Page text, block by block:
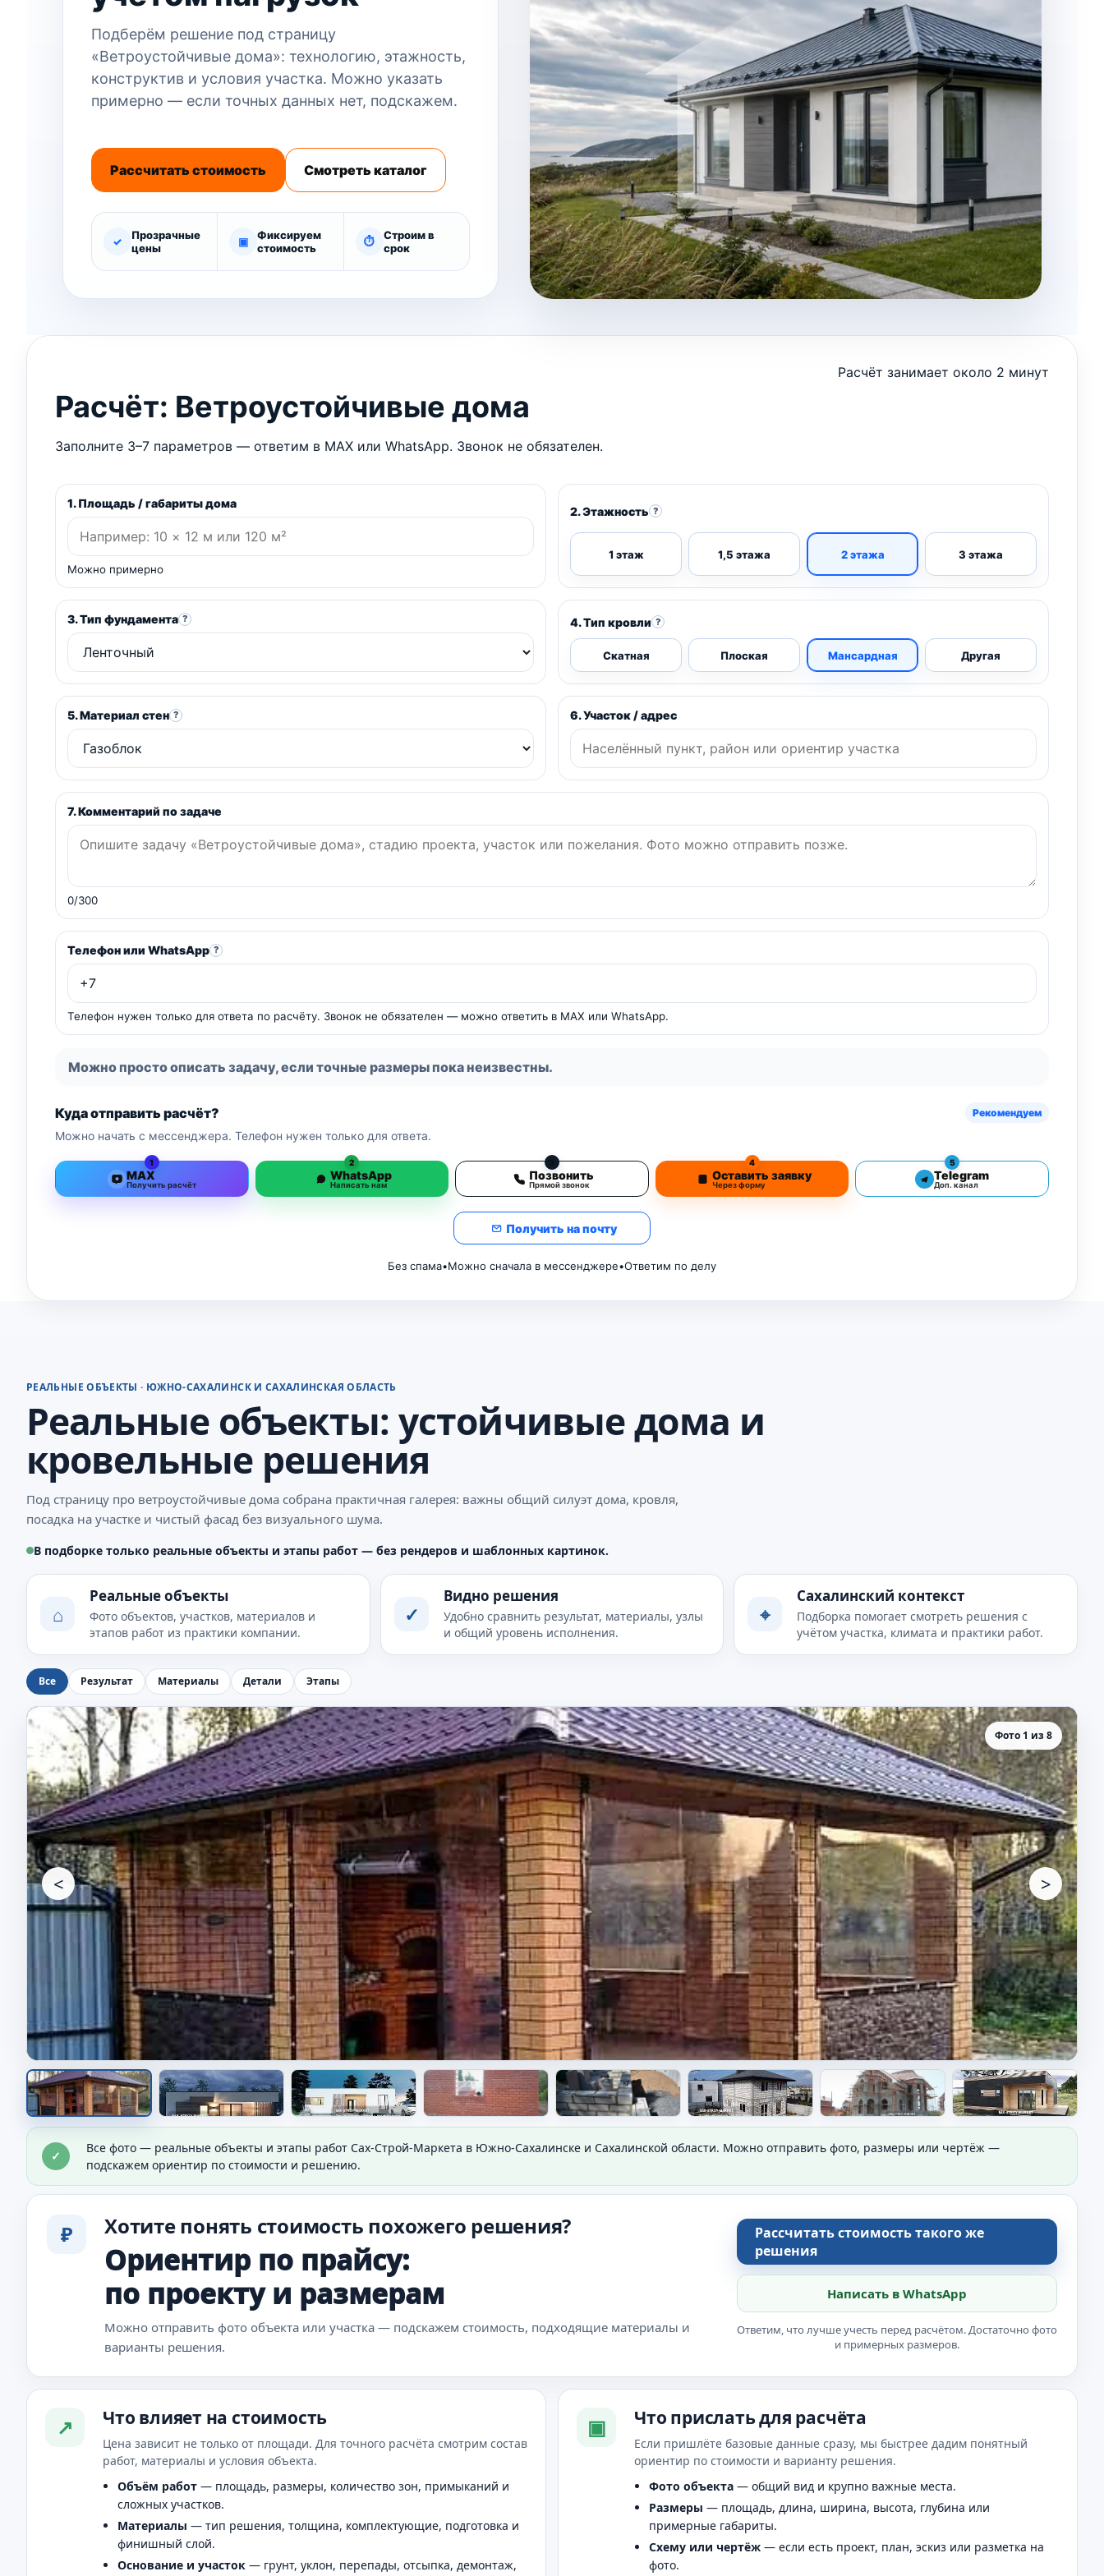
Подберём решение под страницу
«Ветроустойчивые дома»: технологию, этажность,
конструктив и условия участка. Можно указать
примерно — если точных данных нет, подскажем.
Рассчитать стоимость Смотреть каталог
✓
Прозрачные
цены
▣
Фиксируем
стоимость
⏱
Строим в
срок
Расчёт: Ветроустойчивые дома
Заполните 3–7 параметров — ответим в MAX или WhatsApp. Звонок не обязателен.
Расчёт занимает около 2 минут
1. Площадь / габариты дома
Можно примерно
2. Этажность ?
1 этаж 1,5 этажа 2 этажа 3 этажа
3. Тип фундамента ? 4. Тип кровли ?
Скатная Плоская Мансардная Другая
5. Материал стен ? 6. Участок / адрес
7. Комментарий по задаче
0/300
Телефон или WhatsApp ?
Телефон нужен только для ответа по расчёту. Звонок не обязателен — можно ответить в MAX или WhatsApp.
Можно просто описать задачу, если точные размеры пока неизвестны.
Куда отправить расчёт? Рекомендуем
Можно начать с мессенджера. Телефон нужен только для ответа.
1
MAX
Получить расчёт
2
WhatsApp
Написать нам
3
Позвонить
Прямой звонок
4
Оставить заявку
Через форму
5
Telegram
Доп. канал
Получить на почту
Без спама•Можно сначала в мессенджере•Ответим по делу
РЕАЛЬНЫЕ ОБЪЕКТЫ · ЮЖНО-САХАЛИНСК И САХАЛИНСКАЯ ОБЛАСТЬ
Реальные объекты: устойчивые дома и
кровельные решения
Под страницу про ветроустойчивые дома собрана практичная галерея: важны общий силуэт дома, кровля,
посадка на участке и чистый фасад без визуального шума.
В подборке только реальные объекты и этапы работ — без рендеров и шаблонных картинок.
⌂
Реальные объекты
Фото объектов, участков, материалов и
этапов работ из практики компании.
✓
Видно решения
Удобно сравнить результат, материалы, узлы
и общий уровень исполнения.
⌖
Сахалинский контекст
Подборка помогает смотреть решения с
учётом участка, климата и практики работ.
Все Результат Материалы Детали Этапы
Фото 1 из 8
<
Дом на участке
Видно общий результат строительства и посадку дома.
>
✓
Все фото — реальные объекты и этапы работ Сах-Строй-Маркета в Южно-Сахалинске и Сахалинской области. Можно отправить фото, размеры или чертёж —
подскажем ориентир по стоимости и решению.
₽ Хотите понять стоимость похожего решения?
Ориентир по прайсу:
по проекту и размерам
Можно отправить фото объекта или участка — подскажем стоимость, подходящие материалы и
варианты решения.
Рассчитать стоимость такого же
решения
Написать в WhatsApp
Ответим, что лучше учесть перед расчётом. Достаточно фото
и примерных размеров.
↗ Что влияет на стоимость
Цена зависит не только от площади. Для точного расчёта смотрим состав
работ, материалы и условия объекта.
Объём работ — площадь, размеры, количество зон, примыканий и
сложных участков.
Материалы — тип решения, толщина, комплектующие, подготовка и
финишный слой.
Основание и участок — грунт, уклон, перепады, отсыпка, демонтаж,
▣ Что прислать для расчёта
Если пришлёте базовые данные сразу, мы быстрее дадим понятный
ориентир по стоимости и варианту решения.
Фото объекта — общий вид и крупно важные места.
Размеры — площадь, длина, ширина, высота, глубина или
примерные габариты.
Схему или чертёж — если есть проект, план, эскиз или разметка на
фото.